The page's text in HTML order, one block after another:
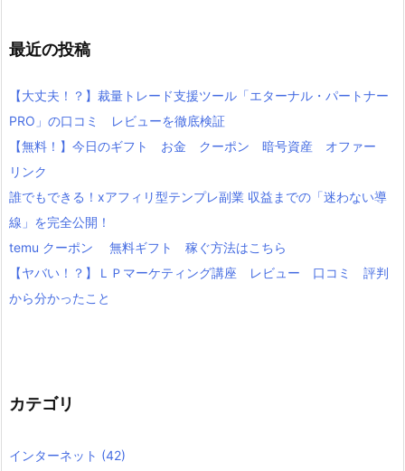
最近の投稿
【大丈夫！？】裁量トレード支援ツール「エターナル・パートナー
PRO」の口コミ レビューを徹底検証
【無料！】今日のギフト お金 クーポン 暗号資産 オファー
リンク
誰でもできる！xアフィリ型テンプレ副業 収益までの「迷わない導
線」を完全公開！
temu クーポン 無料ギフト 稼ぐ方法はこちら
【ヤバい！？】ＬＰマーケティング講座 レビュー 口コミ 評判
から分かったこと
カテゴリ
インターネット (42)